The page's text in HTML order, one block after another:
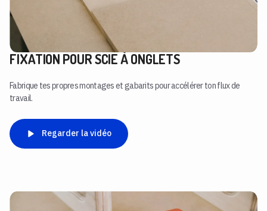
FIXATION POUR SCIE À ONGLETS
Fabrique tes propres montages et gabarits pour accélérer ton flux de
travail.
Regarder la vidéo